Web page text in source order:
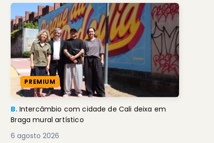
PREMIUM
B. Intercâmbio com cidade de Cali deixa em
Braga mural artístico
6 agosto 2026